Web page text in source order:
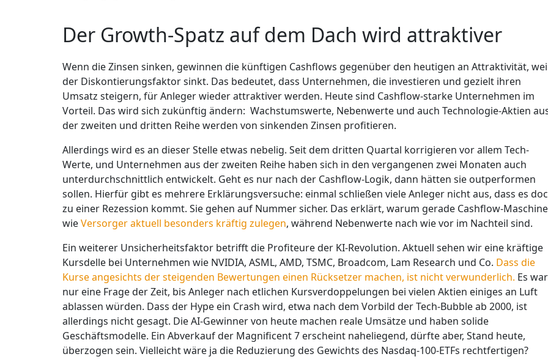
Der Growth-Spatz auf dem Dach wird attraktiver
Wenn die Zinsen sinken, gewinnen die künftigen Cashflows gegenüber den heutigen an Attraktivität,
der Diskontierungsfaktor sinkt. Das bedeutet, dass Unternehmen, die investieren und gezielt ihren
Umsatz steigern, für Anleger wieder attraktiver werden. Heute sind Cashflow-starke Unternehmen im
Vorteil. Das wird sich zukünftig ändern: Wachstumswerte, Nebenwerte und auch Technologie-Aktien
der zweiten und dritten Reihe werden von sinkenden Zinsen profitieren.
Allerdings wird es an dieser Stelle etwas nebelig. Seit dem dritten Quartal korrigieren vor allem Tech-
Werte, und Unternehmen aus der zweiten Reihe haben sich in den vergangenen zwei Monaten auch
unterdurchschnittlich entwickelt. Geht es nur nach der Cashflow-Logik, dann hätten sie outperformen
sollen. Hierfür gibt es mehrere Erklärungsversuche: einmal schließen viele Anleger nicht aus, dass es
zu einer Rezession kommt. Sie gehen auf Nummer sicher. Das erklärt, warum gerade Cashflow-
wieVersorger aktuell besonders kräftig zulegen, während Nebenwerte nach wie vor im Nachteil sind.
Ein weiterer Unsicherheitsfaktor betrifft die Profiteure der KI-Revolution. Aktuell sehen wir eine kräftige
Kursdelle bei Unternehmen wie NVIDIA, ASML, AMD, TSMC, Broadcom, Lam Research und Co. Dass die
Kurse angesichts der steigenden Bewertungen einen Rücksetzer machen, ist nicht verwunderlich. Es war
nur eine Frage der Zeit, bis Anleger nach etlichen Kursverdoppelungen bei vielen Aktien einiges an Luft
ablassen würden. Dass der Hype ein Crash wird, etwa nach dem Vorbild der Tech-Bubble ab 2000, ist
allerdings nicht gesagt. Die AI-Gewinner von heute machen reale Umsätze und haben solide
Geschäftsmodelle. Ein Abverkauf der Magnificent 7 erscheint naheliegend, dürfte aber, Stand heute,
überzogen sein. Vielleicht wäre ja die Reduzierung des Gewichts des Nasdaq-100-ETFs rechtfertigen?